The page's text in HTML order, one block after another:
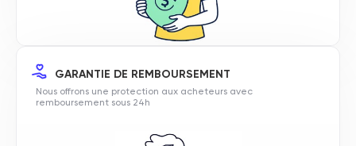
GARANTIE DE REMBOURSEMENT
Nous offrons une protection aux acheteurs avec
remboursement sous 24h